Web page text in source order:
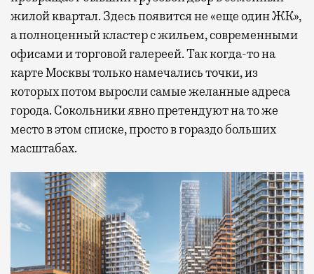
жилой квартал. Здесь появится не «еще один ЖК»,
а полноценный кластер с жильем, современными
офисами и торговой галереей. Так когда-то на
карте Москвы только намечались точки, из
которых потом выросли самые желанные адреса
города. Сокольники явно претендуют на то же
место в этом списке, просто в гораздо больших
масштабах.